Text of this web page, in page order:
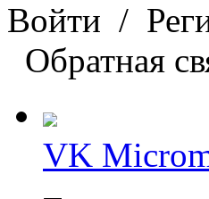
Войти /
Обратная
VK